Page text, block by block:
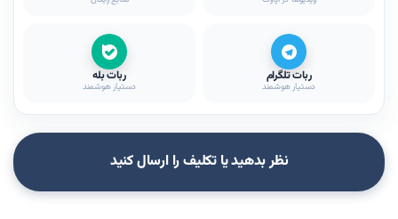
ربات تلگرام
دستیار هوشمند
ربات بله
دستیار هوشمند
نظر بدهید یا تکلیف را ارسال کنید